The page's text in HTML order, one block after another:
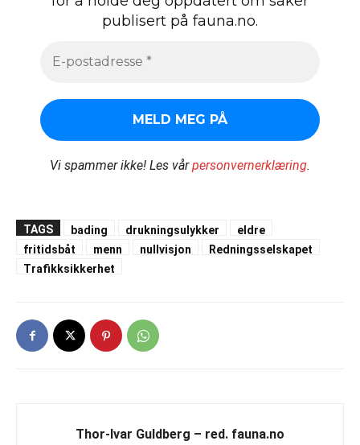
publisert på fauna.no.
Vi spammer ikke! Les vårpersonvernerklæring.
TAGS bading drukningsulykker
eldre
fritidsbåt
menn nullvisjon
Redningsselskapet
Trafikksikkerhet
Thor-Ivar Guldberg – red. fauna.no